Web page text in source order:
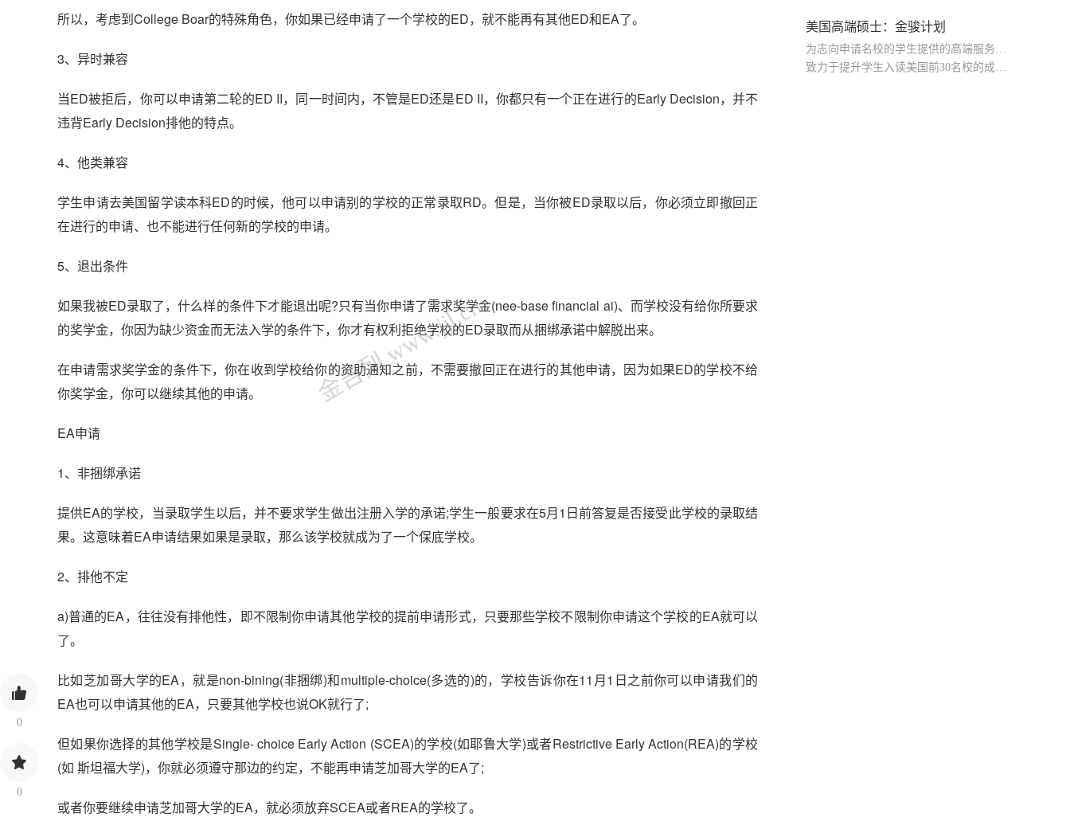
0
0
所以，考虑到College Boar的特殊角色，你如果已经申请了一个学校的ED，就不能再有其他ED和EA了。
3、异时兼容
当ED被拒后，你可以申请第二轮的ED II，同一时间内，不管是ED还是ED II，你都只有一个正在进行的Early Decision，并不
违背Early Decision排他的特点。
4、他类兼容
学生申请去美国留学读本科ED的时候，他可以申请别的学校的正常录取RD。但是，当你被ED录取以后，你必须立即撤回正
在进行的申请、也不能进行任何新的学校的申请。
5、退出条件
如果我被ED录取了，什么样的条件下才能退出呢?只有当你申请了需求奖学金(nee-base financial ai)、而学校没有给你所要求
的奖学金，你因为缺少资金而无法入学的条件下，你才有权利拒绝学校的ED录取而从捆绑承诺中解脱出来。
在申请需求奖学金的条件下，你在收到学校给你的资助通知之前，不需要撤回正在进行的其他申请，因为如果ED的学校不给
你奖学金，你可以继续其他的申请。
EA申请
1、非捆绑承诺
提供EA的学校，当录取学生以后，并不要求学生做出注册入学的承诺;学生一般要求在5月1日前答复是否接受此学校的录取结
果。这意味着EA申请结果如果是录取，那么该学校就成为了一个保底学校。
2、排他不定
a)普通的EA，往往没有排他性，即不限制你申请其他学校的提前申请形式，只要那些学校不限制你申请这个学校的EA就可以
了。
比如芝加哥大学的EA，就是non-bining(非捆绑)和multiple-choice(多选的)的，学校告诉你在11月1日之前你可以申请我们的
EA也可以申请其他的EA，只要其他学校也说OK就行了;
但如果你选择的其他学校是Single- choice Early Action (SCEA)的学校(如耶鲁大学)或者Restrictive Early Action(REA)的学校
(如 斯坦福大学)，你就必须遵守那边的约定，不能再申请芝加哥大学的EA了;
或者你要继续申请芝加哥大学的EA，就必须放弃SCEA或者REA的学校了。
金吉列 www.jjl.cn
美国高端硕士：金骏计划
为志向申请名校的学生提供的高端服务产品
致力于提升学生入读美国前30名校的成功率